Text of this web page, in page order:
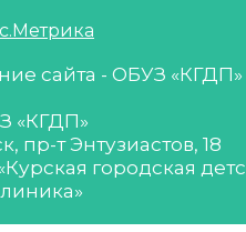
сайта - ОБУЗ «КГДП»
«КГДП»
пр-т Энтузиастов, 18
городская